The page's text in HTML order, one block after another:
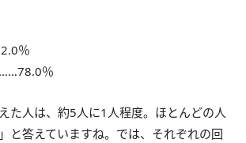
％
……78.0％
た人は、約5人に1人程度。ほとんどの人
と答えていますね。では、それぞれの回